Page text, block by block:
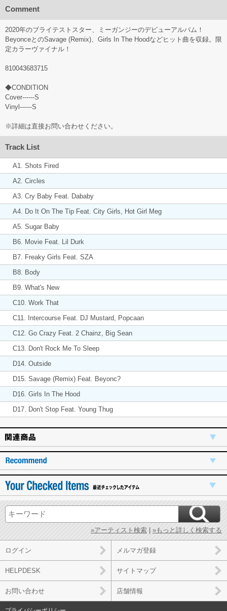
Comment
2020年のブライテストスター、ミーガンジーのデビューアルバム！
BeyonceとのSavage (Remix)、Girls In The Hoodなどヒット曲を収録。限
定カラーヴァイナル！
810043683715
◆CONDITION
Cover------S
Vinyl------S
※詳細は直接お問い合わせください。
Track List
A1. Shots Fired
A2. Circles
A3. Cry Baby Feat. Dababy
A4. Do It On The Tip Feat. City Girls, Hot Girl Meg
A5. Sugar Baby
B6. Movie Feat. Lil Durk
B7. Freaky Girls Feat. SZA
B8. Body
B9. What's New
C10. Work That
C11. Intercourse Feat. DJ Mustard, Popcaan
C12. Go Crazy Feat. 2 Chainz, Big Sean
C13. Don't Rock Me To Sleep
D14. Outside
D15. Savage (Remix) Feat. Beyonc?
D16. Girls In The Hood
D17. Don't Stop Feat. Young Thug
»アーティスト検索 »もっと詳しく検索する
ログイン メルマガ登録
HELPDESK サイトマップ
お問い合わせ 店舗情報